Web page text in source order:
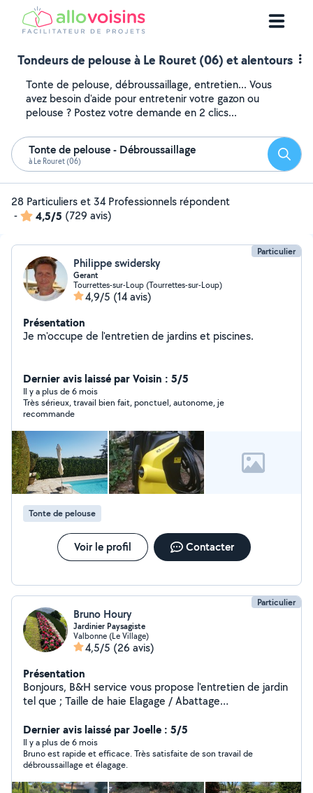
Tondeurs de pelouse à Le Rouret (06) et alentours
Tonte de pelouse, débroussaillage, entretien... Vous
avez besoin d'aide pour entretenir votre gazon ou
pelouse ? Postez votre demande en 2 clics...
Tonte de pelouse - Débroussaillage
à Le Rouret (06)
28 Particuliers et 34 Professionnels répondent
-
4,5/5 (729 avis)
Particulier
Philippe swidersky
Gerant
Tourrettes-sur-Loup (Tourrettes-sur-Loup)
4,9/5 (14 avis)
Présentation
Je m'occupe de l'entretien de jardins et piscines.
Dernier avis laissé par Voisin : 5/5
Il y a plus de 6 mois
Très sérieux, travail bien fait, ponctuel, autonome, je
recommande
Tonte de pelouse
Voir le profil Contacter
Particulier
Bruno Houry
Jardinier Paysagiste
Valbonne (Le Village)
4,5/5 (26 avis)
Présentation
Bonjours, B&H service vous propose l'entretien de jardin
tel que ; Taille de haie Elagage / Abattage
phytosanitaires Tonte Arrosage auto Créations ;
Plantation et aménagement Créations pelouse naturel
Créations terrain synthétique Créations terrain de
pétanque Pose de clôture soupple ou rigide Disponible
et outillé pour un jardin à votre image je suis disponible
Dernier avis laissé par Joelle : 5/5
Il y a plus de 6 mois
Bruno est rapide et efficace. Très satisfaite de son travail de
débroussaillage et élagage.